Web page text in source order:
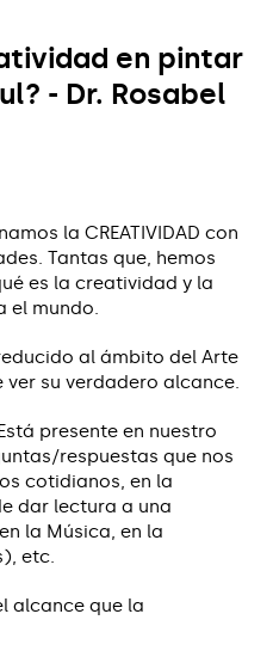
en pintar
- Dr. Rosabel
la CREATIVIDAD con
Tantas que, hemos
es la creatividad y la
el mundo.
al ámbito del Arte
su verdadero alcance.
presente en nuestro
respuestas que nos
cotidianos, en la
dar lectura a una
la Música, en la
etc.
alcance que la